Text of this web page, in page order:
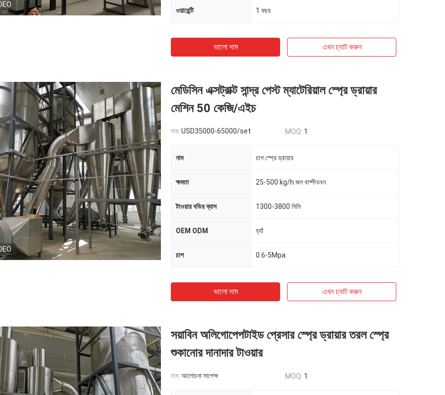
ওয়ারেন্টি 1 বছর
ভালো দাম এখন চ্যাট করুন
মেডিসিন এক্সট্রাক্ট সান্দ্র পেস্ট ম্যাটেরিয়াল স্প্রে ড্রায়ার
মেশিন 50 কেজি/এইচ
দাম: USD35000-65000/set MOQ: 1
নাম চাপ স্প্রে ড্রায়ার
ক্ষমতা 25-500 kg/h জল বাষ্পীভবন
টাওয়ার বডির ব্যাস 1300-3800 মিমি
OEM ODM হ্যাঁ
চাপ 0.6-5Mpa
ভালো দাম এখন চ্যাট করুন
সয়াবিন অলিগোপেপটাইড প্রেসার স্প্রে ড্রায়ার তরল স্প্রে
শুকানোর দানাদার টাওয়ার
দাম: আলোচনা সাপেক্ষ MOQ: 1